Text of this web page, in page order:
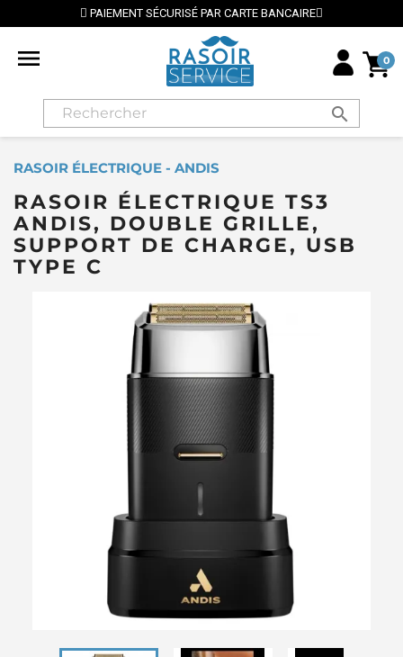
PAIEMENT SÉCURISÉ PAR CARTE BANCAIRE
 0
search
RASOIR ÉLECTRIQUE - ANDIS
RASOIR ÉLECTRIQUE TS3
ANDIS, DOUBLE GRILLE,
SUPPORT DE CHARGE, USB
TYPE C